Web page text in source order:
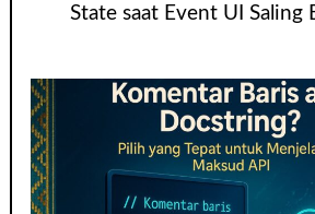
State saat Event UI Saling